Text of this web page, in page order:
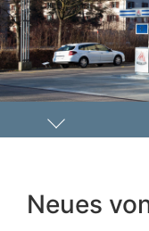
PLZ Lieferort
Neues